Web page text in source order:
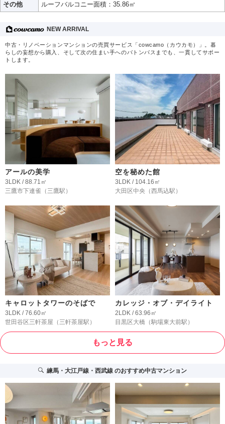
その他
ルーフバルコニー面積：35.86㎡
NEW ARRIVAL
中古・リノベーションマンションの売買サービス「cowcamo（カウカモ）」。暮
らしの妄想から購入、そして次の住まい手へのバトンパスまでも、一貫してサポー
トします。
アールの美学
3LDK / 88.71㎡
三鷹市下連雀 （三鷹駅）
空を秘めた館
3LDK / 104.16㎡
大田区中央 （西馬込駅）
キャロットタワーのそばで
3LDK / 76.60㎡
世田谷区三軒茶屋 （三軒茶屋駅）
カレッジ・オブ・デイライト
2LDK / 63.96㎡
目黒区大橋 （駒場東大前駅）
もっと見る
練馬・大江戸線・西武線のおすすめ中古マンション